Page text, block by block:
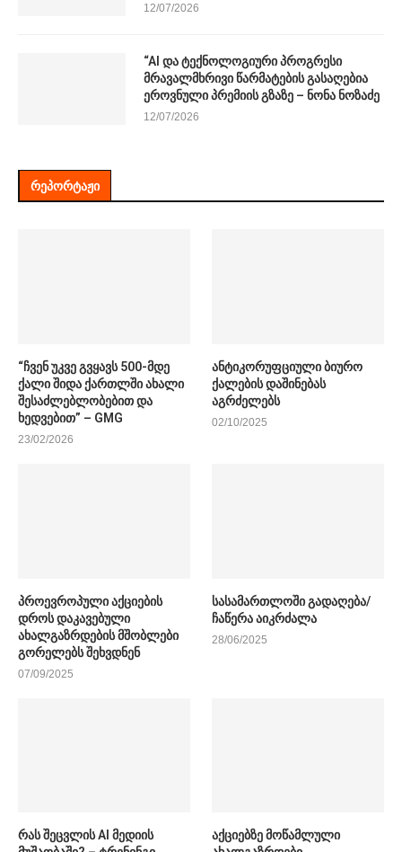
12/07/2026
“AI და ტექნოლოგიური პროგრესი
მრავალმხრივი წარმატების გასაღებია
ეროვნული პრემიის გზაზე – ნონა ნოზაძე
12/07/2026
ᲠᲔᲞᲝᲠᲢᲐᲟᲘ
“ჩვენ უკვე გვყავს 500-მდე
ქალი შიდა ქართლში ახალი
შესაძლებლობებით და
ხედვებით” – GMG
23/02/2026
ანტიკორუფციული ბიურო
ქალების დაშინებას
აგრძელებს
02/10/2025
პროევროპული აქციების
დროს დაკავებული
ახალგაზრდების მშობლები
გორელებს შეხვდნენ
07/09/2025
სასამართლოში გადაღება/
ჩაწერა აიკრძალა
28/06/2025
რას შეცვლის AI მედიის
აქციებზე მოწამლული